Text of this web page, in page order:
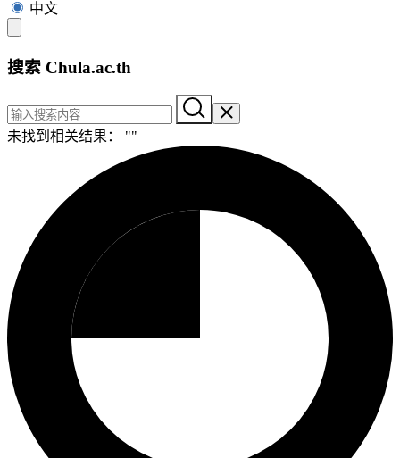
中文
搜索 Chula.ac.th
未找到相关结果： ""